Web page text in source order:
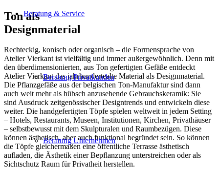
Beratung & Service
Beratung Privatkunden
Beratung Unternehmen
Ton als
Designmaterial
Rechteckig, konisch oder organisch – die Formensprache von
Atelier Vierkant ist vielfältig und immer außergewöhnlich. Denn mit
den überdimensionierten, aus Ton gefertigten Gefäße entdeckt
Atelier Vierkant das jahrhundertealte Material als Designmaterial.
Die Pflanzgefäße aus der belgischen Ton-Manufaktur sind dann
auch weit mehr als hübsch anzusehende Gebrauchskeramik: Sie
sind Ausdruck zeitgenössischer Designtrends und entwickeln diese
weiter. Die handgefertigten Töpfe spielen weltweit in jedem Setting
– Hotels, Restaurants, Museen, Institutionen, Kirchen, Privathäuser
– selbstbewusst mit dem Skulpturalen und Raumbezügen. Diese
können ästhetisch, aber auch funktional begründet sein. So können
die Töpfe gleichermaßen eine öffentliche Terrasse ästhetisch
aufladen, die Ästhetik einer Bepflanzung unterstreichen oder als
Sichtschutz Raum für Privatheit herstellen.